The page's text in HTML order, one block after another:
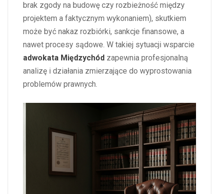
brak zgody na budowę czy rozbieżność między
projektem a faktycznym wykonaniem), skutkiem
może być nakaz rozbiórki, sankcje finansowe, a
nawet procesy sądowe. W takiej sytuacji wsparcie
adwokata Międzychód zapewnia profesjonalną
analizę i działania zmierzające do wyprostowania
problemów prawnych.